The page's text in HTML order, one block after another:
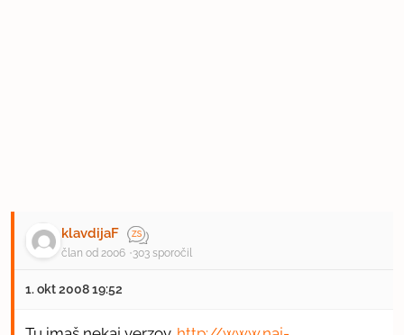
klavdijaF
član od 2006 303 sporočil
1. okt 2008 19:52